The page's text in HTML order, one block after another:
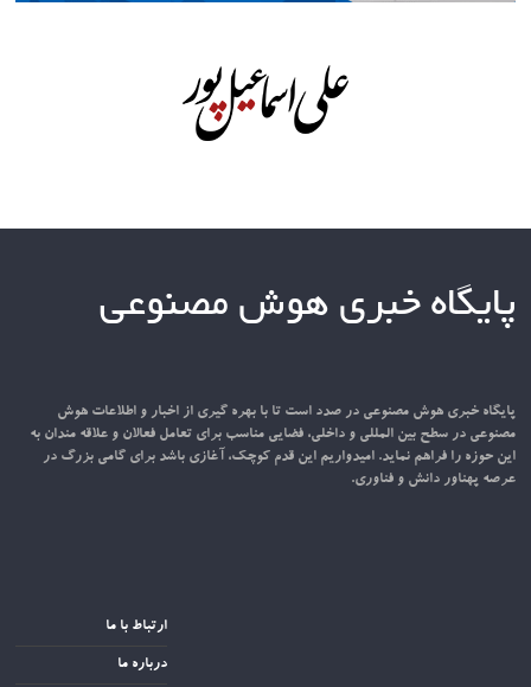
پایگاه خبری هوش مصنوعی
پایگاه خبری هوش مصنوعی در صدد است تا با بهره گیری از اخبار و اطلاعات هوش
مصنوعی در سطح بین المللی و داخلی، فضایی مناسب برای تعامل فعالان و علاقه مندان به
این حوزه را فراهم نماید. امیدواریم این قدم کوچک، آغازی باشد برای گامی بزرگ در
عرصه پهناور دانش و فناوری.
ارتباط با ما
درباره ما